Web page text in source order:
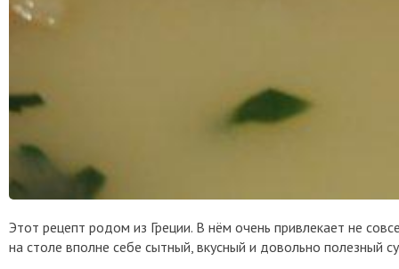
Этот рецепт родом из Греции. В нём очень привлекает не
на столе вполне себе сытный, вкусный и довольно полезный